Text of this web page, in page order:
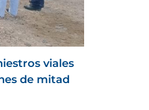
viales
de mitad